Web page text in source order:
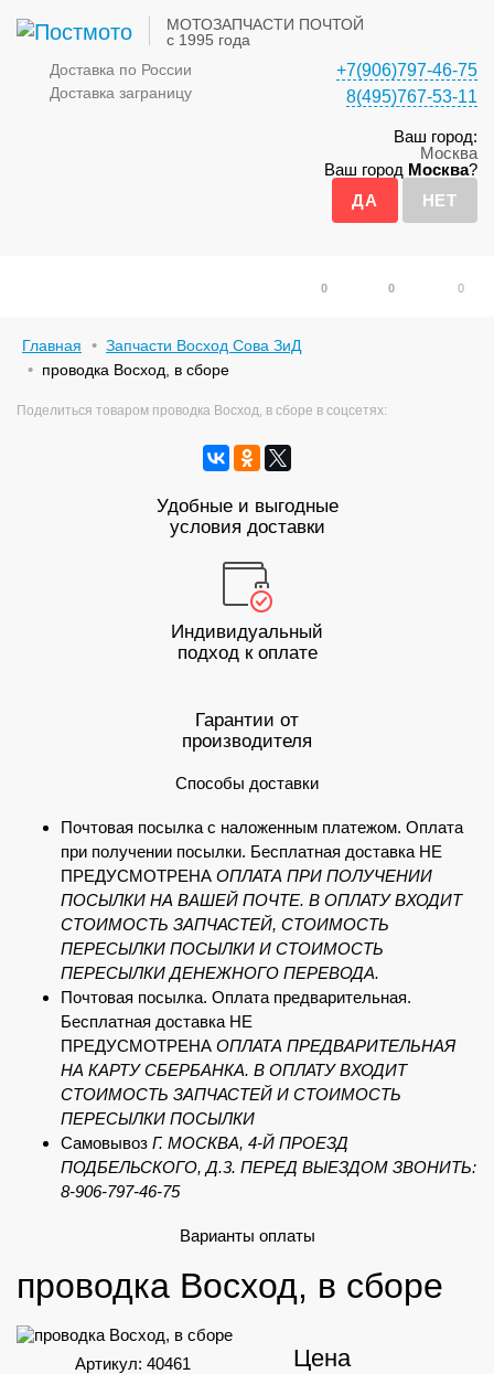
МОТОЗАПЧАСТИ ПОЧТОЙ
с 1995 года
Доставка по России
Доставка заграницу
+7(906)797-46-75
8(495)767-53-11
Ваш город:
Москва
Ваш город Москва?
0
0 0
Главная
Запчасти Восход Сова ЗиД
проводка Восход, в сборе
Поделиться товаром проводка Восход, в сборе в соцсетях:
Удобные и выгодные
условия доставки
Индивидуальный
подход к оплате
Гарантии от
производителя
Способы доставки
Почтовая посылка с наложенным платежом. Оплата
при получении посылки. Бесплатная доставка НЕ
ПРЕДУСМОТРЕНА ОПЛАТА ПРИ ПОЛУЧЕНИИ
ПОСЫЛКИ НА ВАШЕЙ ПОЧТЕ. В ОПЛАТУ ВХОДИТ
СТОИМОСТЬ ЗАПЧАСТЕЙ, СТОИМОСТЬ
ПЕРЕСЫЛКИ ПОСЫЛКИ И СТОИМОСТЬ
ПЕРЕСЫЛКИ ДЕНЕЖНОГО ПЕРЕВОДА.
Почтовая посылка. Оплата предварительная.
Бесплатная доставка НЕ
ПРЕДУСМОТРЕНА ОПЛАТА ПРЕДВАРИТЕЛЬНАЯ
НА КАРТУ СБЕРБАНКА. В ОПЛАТУ ВХОДИТ
СТОИМОСТЬ ЗАПЧАСТЕЙ И СТОИМОСТЬ
ПЕРЕСЫЛКИ ПОСЫЛКИ
Самовывоз Г. МОСКВА, 4-Й ПРОЕЗД
ПОДБЕЛЬСКОГО, Д.3. ПЕРЕД ВЫЕЗДОМ ЗВОНИТЬ:
8-906-797-46-75
Варианты оплаты
проводка Восход, в сборе
Артикул: 40461
Цена